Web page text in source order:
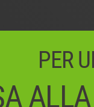
PER